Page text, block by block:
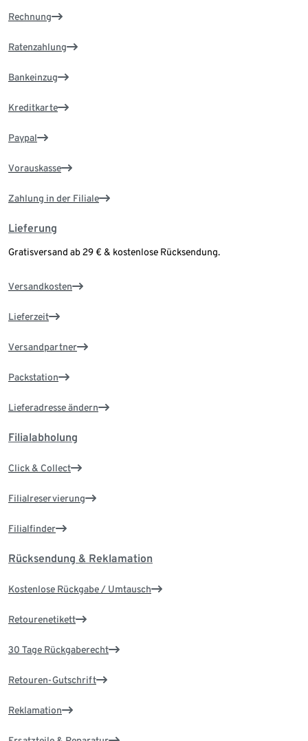
Rechnung
Ratenzahlung
Bankeinzug
Kreditkarte
Paypal
Vorauskasse
Zahlung in der Filiale
Lieferung
Gratisversand ab 29 € & kostenlose Rücksendung.
Versandkosten
Lieferzeit
Versandpartner
Packstation
Lieferadresse ändern
Filialabholung
Click & Collect
Filialreservierung
Filialfinder
Rücksendung & Reklamation
Kostenlose Rückgabe / Umtausch
Retourenetikett
30 Tage Rückgaberecht
Retouren-Gutschrift
Reklamation